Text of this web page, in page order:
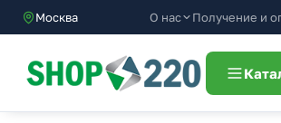
Москва О нас Получение и